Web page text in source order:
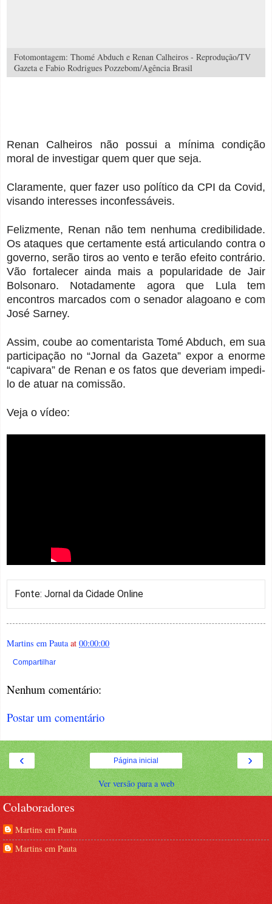
Fotomontagem: Thomé Abduch e Renan Calheiros - Reprodução/TV
Gazeta e Fabio Rodrigues Pozzebom/Agência Brasil
Renan Calheiros não possui a mínima condição
moral de investigar quem quer que seja.
Claramente, quer fazer uso político da CPI da Covid,
visando interesses inconfessáveis.
Felizmente, Renan não tem nenhuma credibilidade.
Os ataques que certamente está articulando contra o
governo, serão tiros ao vento e terão efeito contrário.
Vão fortalecer ainda mais a popularidade de Jair
Bolsonaro. Notadamente agora que Lula tem
encontros marcados com o senador alagoano e com
José Sarney.
Assim, coube ao comentarista Tomé Abduch, em sua
participação no “Jornal da Gazeta” expor a enorme
“capivara” de Renan e os fatos que deveriam impedi-
lo de atuar na comissão.
Veja o vídeo:
Fonte: Jornal da Cidade Online
Martins em Pauta at 00:00:00
Compartilhar
Nenhum comentário:
Postar um comentário
‹ ›
Página inicial
Ver versão para a web
Colaboradores
Martins em Pauta
Martins em Pauta